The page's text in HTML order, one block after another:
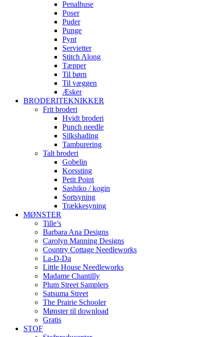
Penalhuse
Poser
Puder
Punge
Pynt
Servietter
Stitch Along
Tæpper
Til børn
Til væggen
Æsker
BRODERITEKNIKKER
Frit broderi
Hvidt broderi
Punch needle
Silkshading
Tamburering
Talt broderi
Gobelin
Korssting
Petit Point
Sashiko / kogin
Sortsyning
Trækkesyning
MØNSTER
Tille’s
Barbara Ana Designs
Carolyn Manning Designs
Country Cottage Needleworks
La-D-Da
Little House Needleworks
Madame Chantilly
Plum Street Samplers
Satsuma Street
The Prairie Schooler
Mønster til download
Gratis
STOF